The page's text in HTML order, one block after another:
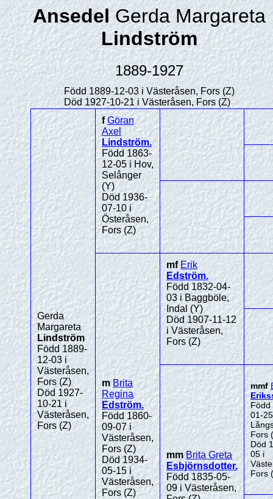
AnsedelGerda Margareta
Lindström
1889-1927
Född 1889-12-03 i Västeråsen, Fors (Z)
Död 1927-10-21 i Västeråsen, Fors (Z)
Gerda
Margareta
Lindström
Född 1889-
12-03 i
Västeråsen,
Fors (Z)
Död 1927-
10-21 i
Västeråsen,
Fors (Z)
fGöran
Axel
Lindström.
Född 1863-
12-05 i Hov,
Selånger
(Y)
Död 1936-
07-10 i
Österåsen,
Fors (Z)
mBrita
Regina
Edström.
Född 1860-
09-07 i
Västeråsen,
Fors (Z)
Död 1934-
05-15 i
Västeråsen,
Fors (Z)
mfErik
Edström.
Född 1832-04-
03 i Baggböle,
Indal (Y)
Död 1907-11-12
i Västeråsen,
Fors (Z)
mmBrita Greta
Esbjörnsdotter.
Född 1835-05-
09 i Västeråsen,
mmf
Född
01-
Fors
Död
05 i
Fors